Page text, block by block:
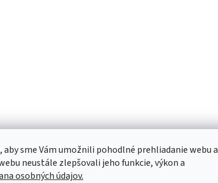
aby sme Vám umožnili pohodlné prehliadanie webu
neustále zlepšovali jeho funkcie, výkon a
osobných údajov.